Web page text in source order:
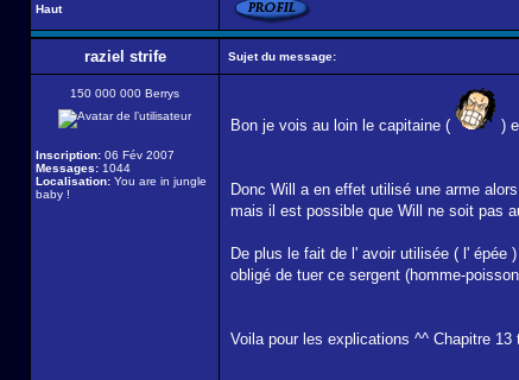
Haut
raziel strife Sujet du message:
150 000 000 Berrys
Inscription: 06 Fév 2007
Messages: 1044
Localisation: You are in jungle
baby !
Bon je vois au loin le capitaine ( )
Donc Will a en effet utilisé une arme
mais il est possible que Will ne soit pas
De plus le fait de l' avoir utilisée ( l' épée
obligé de tuer ce sergent (homme-
Voila pour les explications ^^ Chapitre 13